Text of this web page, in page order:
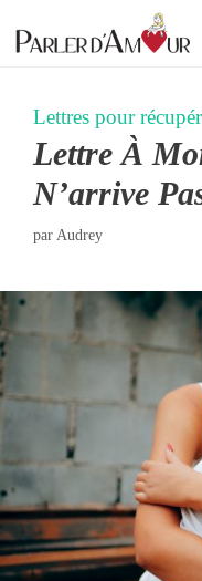
au
Lettres pour
Lettre À
N’arrive
par Audrey